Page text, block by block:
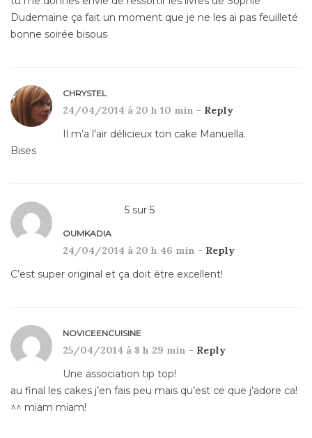
Dudemaine ça fait un moment que je ne les ai pas feuilleté
bonne soirée bisous
CHRYSTEL
24/04/2014 à 20 h 10 min - Reply
Il m’a l’air délicieux ton cake Manuella.
Bises
5 sur 5
OUMKADIA
24/04/2014 à 20 h 46 min - Reply
C’est super original et ça doit être excellent!
NOVICEENCUISINE
25/04/2014 à 8 h 29 min - Reply
Une association tip top!
au final les cakes j’en fais peu mais qu’est ce que j’adore ca!
^^ miam miam!